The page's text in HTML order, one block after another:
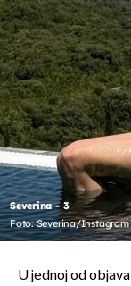
Severina - 3
Foto: Severina/Instagram
U jednoj od objava